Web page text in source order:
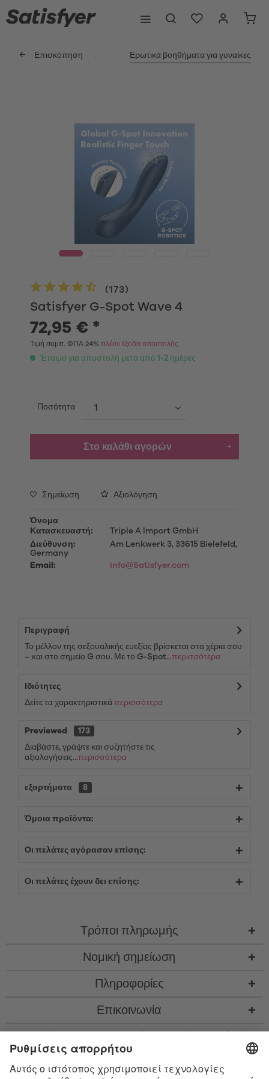
Επισκόπηση Ερωτικά βοηθήματα για γυναίκες
Satisfyer G-Spot Wave 4
(173)
72,95 € *
Τιμή συμπ. ΦΠΑ 24% πλέον έξοδα αποστολής
Έτοιμο για αποστολή μετά από 1-2 ημέρες
Ποσότητα
Στο καλάθι αγορών
Σημείωση Αξιολόγηση
Όνομα
Κατασκευαστή:
Triple A Import GmbH
Διεύθυνση:
Am Lenkwerk 3, 33615 Bielefeld,
Germany
Email:
info@Satisfyer.com
Περιγραφή
Το μέλλον της σεξουαλικής ευεξίας βρίσκεται στα χέρια σου
– και στο σημείο G σου. Με το G-Spot...περισσότερα
Ιδιότητες
Δείτε τα χαρακτηριστικά περισσότερα
Previewed
173
Διαβάστε, γράψτε και συζητήστε τις
αξιολογήσεις...περισσότερα
εξαρτήματα 8
Όμοια προϊόντα:
Οι πελάτες αγόρασαν επίσης:
Οι πελάτες έχουν δει επίσης:
Τρόποι πληρωμής
Νομική σημείωση
Πληροφορίες
Επικοινωνία
παραλαβής, αν δεν περιγράφεται κάτι διαφορετικό